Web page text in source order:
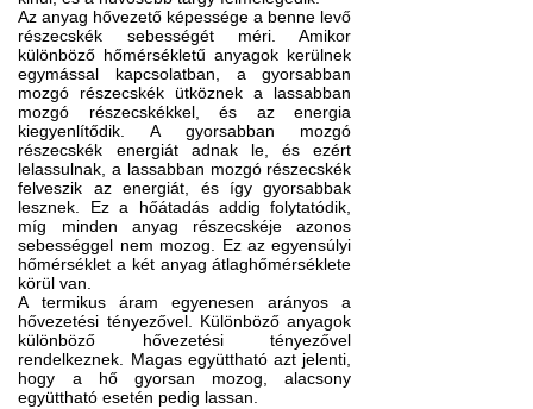
Az anyag hővezető képessége a benne levő
részecskék sebességét méri. Amikor
különböző hőmérsékletű anyagok kerülnek
egymással kapcsolatban, a gyorsabban
mozgó részecskék ütköznek a lassabban
mozgó részecskékkel, és az energia
kiegyenlítődik. A gyorsabban mozgó
részecskék energiát adnak le, és ezért
lelassulnak, a lassabban mozgó részecskék
felveszik az energiát, és így gyorsabbak
lesznek. Ez a hőátadás addig folytatódik,
míg minden anyag részecskéje azonos
sebességgel nem mozog. Ez az egyensúlyi
hőmérséklet a két anyag átlaghőmérséklete
körül van.
A termikus áram egyenesen arányos a
hővezetési tényezővel. Különböző anyagok
különböző hővezetési tényezővel
rendelkeznek. Magas együttható azt jelenti,
hogy a hő gyorsan mozog, alacsony
együttható esetén pedig lassan.